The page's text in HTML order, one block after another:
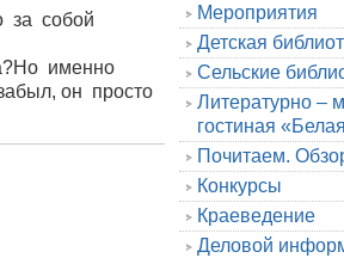
за собой
именно
он просто
Мероприятия
Детская
Сельские
Литературно –
гостиная
Почитаем.
Конкурсы
Краеведение
Деловой